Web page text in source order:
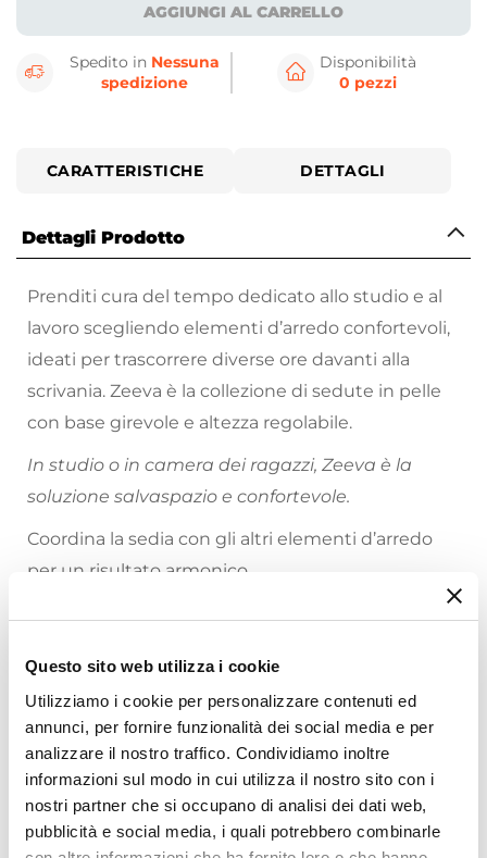
Questo sito web utilizza i cookie
Utilizziamo i cookie per personalizzare contenuti ed
annunci, per fornire funzionalità dei social media e per
analizzare il nostro traffico. Condividiamo inoltre
informazioni sul modo in cui utilizza il nostro sito con i
nostri partner che si occupano di analisi dei dati web,
pubblicità e social media, i quali potrebbero combinarle
AGGIUNGI AL CARRELLO
Spedito in Nessuna
spedizione
Disponibilità
0 pezzi
CARATTERISTICHE DETTAGLI
Dettagli Prodotto
Prenditi cura del tempo dedicato allo studio e al
lavoro scegliendo elementi d’arredo confortevoli,
ideati per trascorrere diverse ore davanti alla
scrivania. Zeeva è la collezione di sedute in pelle
con base girevole e altezza regolabile.
In studio o in camera dei ragazzi, Zeeva è la
soluzione salvaspazio e confortevole.
Coordina la sedia con gli altri elementi d’arredo
per un risultato armonico.
Riepilogo Caratteristiche
Tipologia
Sedia girevole
Zeeva
Dimensioni
Ti suggeriamo anche